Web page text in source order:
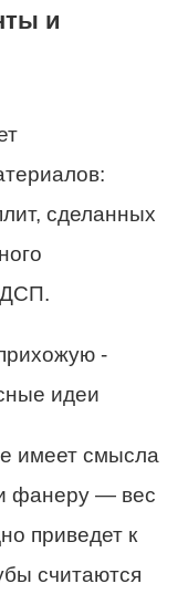
и
сделанных
имеет смысла
фанеру — вес
приведет к
считаются